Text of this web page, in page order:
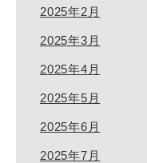
2025年2月
2025年3月
2025年4月
2025年5月
2025年6月
2025年7月